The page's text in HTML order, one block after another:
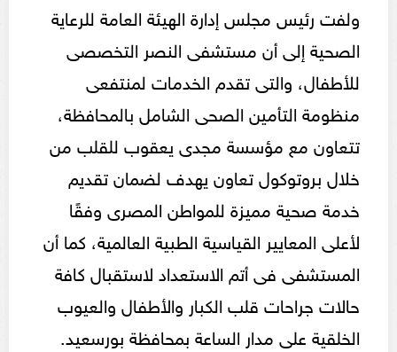
ولفت رئيس مجلس إدارة الهيئة العامة للرعاية
الصحية إلى أن مستشفى النصر التخصصى
للأطفال، والتى تقدم الخدمات لمنتفعى
منظومة التأمين الصحى الشامل بالمحافظة،
تتعاون مع مؤسسة مجدى يعقوب للقلب من
خلال بروتوكول تعاون يهدف لضمان تقديم
خدمة صحية مميزة للمواطن المصرى وفقًا
لأعلى المعايير القياسية الطبية العالمية، كما أن
المستشفى فى أتم الاستعداد لاستقبال كافة
حالات جراحات قلب الكبار والأطفال والعيوب
الخلقية على مدار الساعة بمحافظة بورسعيد.